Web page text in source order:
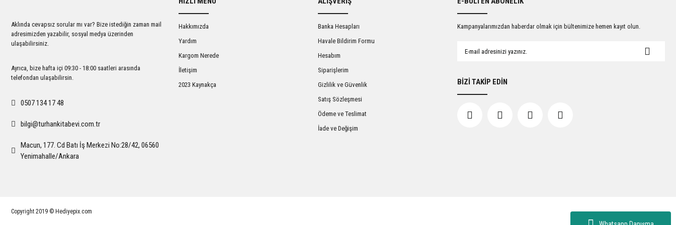
Ürün fiyatı diğer sitelerden daha pahalı.
Bu ürüne benzer farklı alternatifler olmalı.
Gönder
Aklında cevapsız sorular mı var? Bize istediğin zaman mail
adresimizden yazabilir, sosyal medya üzerinden
ulaşabilirsiniz.
Ayrıca, bize hafta içi 09:30 - 18:00 saatleri arasında
telefondan ulaşabilirsin.
0507 134 17 48
bilgi@turhankitabevi.com.tr
Macun, 177. Cd Batı İş Merkezi No:28/42, 06560
Yenimahalle/Ankara
Hakkımızda
Yardım
Kargom Nerede
İletişim
2023 Kaynakça
Banka Hesapları
Havale Bildirim Formu
Hesabım
Siparişlerim
Gizlilik ve Güvenlik
Satış Sözleşmesi
Ödeme ve Teslimat
İade ve Değişim
Kampanyalarımızdan haberdar olmak için bültenimize hemen kayıt olun.
BİZİ TAKİP EDİN
Copyright 2019 © Hediyepix.com